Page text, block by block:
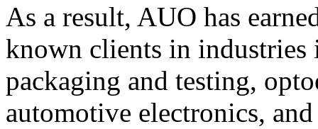
As a result, AUO has
known clients in
packaging and testing,
automotive electronics,